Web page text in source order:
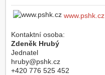
www.pshk.cz
Kontaktní osoba:
Zdeněk Hrubý
Jednatel
hruby@pshk.cz
+420 776 525 452